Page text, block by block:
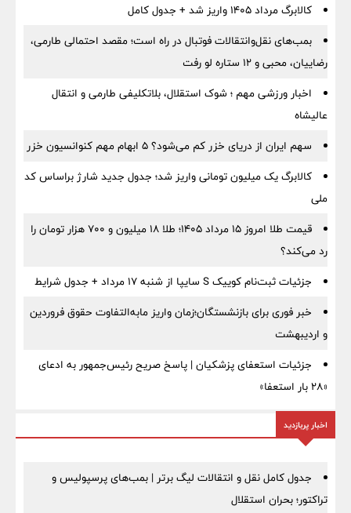
کالابرگ مرداد ۱۴۰۵ واریز شد + جدول کامل
بمب‌های نقل‌وانتقالات فوتبال در راه است؛ مقصد احتمالی طارمی،
رضاییان، محبی و ۱۲ ستاره لو رفت
اخبار ورزشی مهم ؛ شوک استقلال، بلاتکلیفی طارمی و انتقال
عالیشاه
سهم ایران از دریای خزر کم می‌شود؟ ۵ ابهام مهم کنوانسیون خزر
کالابرگ یک میلیون تومانی واریز شد؛ جدول جدید شارژ براساس کد
ملی
قیمت طلا امروز ۱۵ مرداد ۱۴۰۵؛ طلا ۱۸ میلیون و ۷۰۰ هزار تومان را
رد می‌کند؟
جزئیات ثبت‌نام کوییک S سایپا از شنبه ۱۷ مرداد + جدول شرایط
خبر فوری برای بازنشستگان؛زمان واریز مابه‌التفاوت حقوق فروردین
و اردیبهشت
جزئیات استعفای پزشکیان | پاسخ صریح رئیس‌جمهور به ادعای
«۲۸ بار استعفا»
اخبار پربازدید
جدول کامل نقل و انتقالات لیگ برتر | بمب‌های پرسپولیس و
تراکتور؛ بحران استقلال